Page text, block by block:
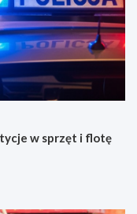
w sprzęt i flotę